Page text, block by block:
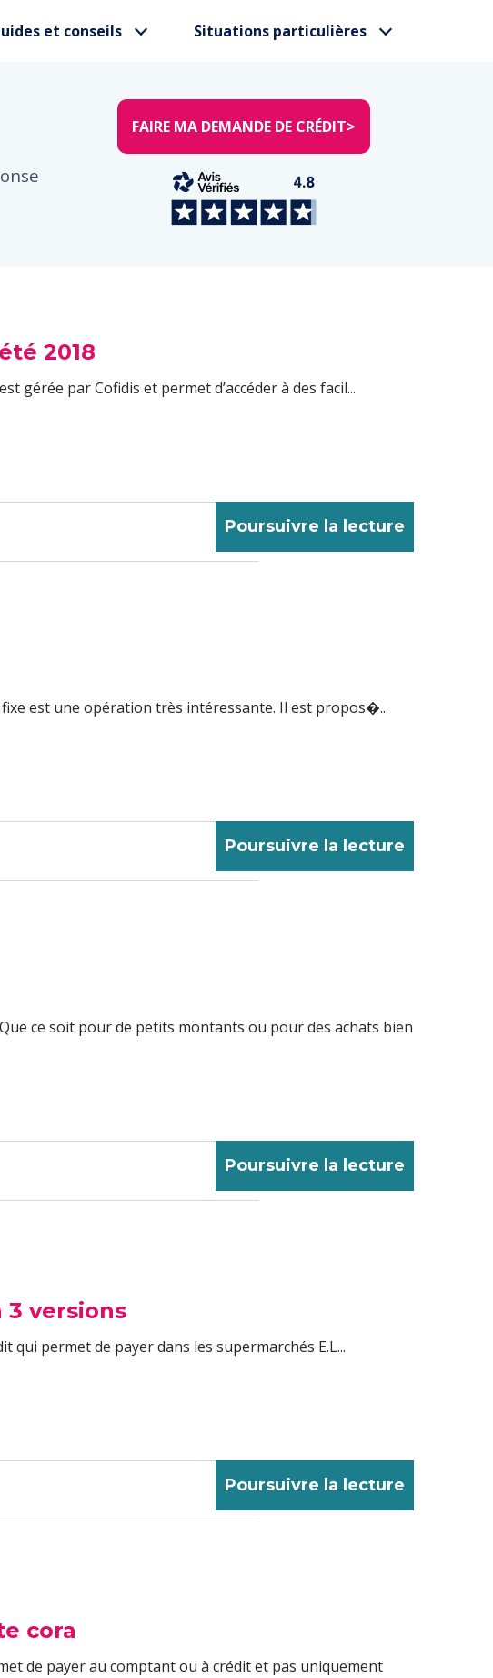
et conseils Situations particulières
FAIRE MA DEMANDE DE CRÉDIT>
2018
gérée par Cofidis et permet d’accéder à des facil...
Poursuivre la lecture
est une opération très intéressante. Il est propos�...
Poursuivre la lecture
ce soit pour de petits montants ou pour des achats bien
Poursuivre la lecture
3 versions
qui permet de payer dans les supermarchés E.L...
Poursuivre la lecture
cora
de payer au comptant ou à crédit et pas uniquement